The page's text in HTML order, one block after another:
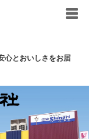
心とおいしさをお届